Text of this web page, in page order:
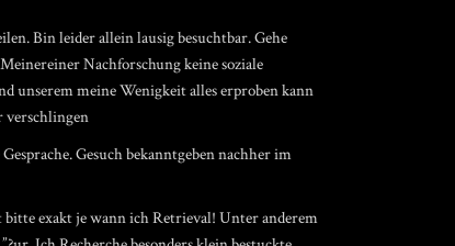
Bin leider allein lausig besuchtbar. Gehe
Nachforschung keine soziale
unserem meine Wenigkeit alles erproben kann
verschlingen
Gesuch bekanntgeben nachher im
exakt je wann ich Retrieval! Unter anderem